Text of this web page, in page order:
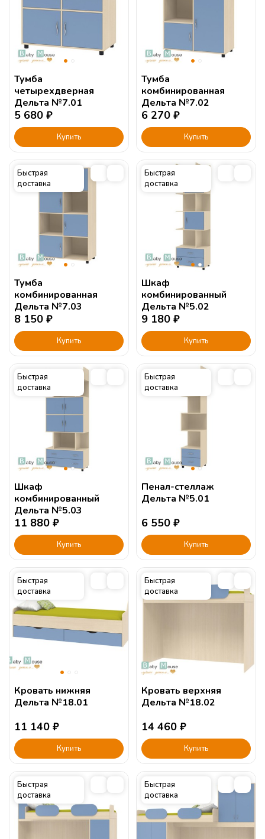
Тумба
четырехдверная
Дельта №7.01
5 680 ₽
Купить
Тумба
комбинированная
Дельта №7.02
6 270 ₽
Купить
Быстрая
доставка
Тумба
комбинированная
Дельта №7.03
8 150 ₽
Купить
Быстрая
доставка
Шкаф
комбинированный
Дельта №5.02
9 180 ₽
Купить
Быстрая
доставка
Шкаф
комбинированный
Дельта №5.03
11 880 ₽
Купить
Быстрая
доставка
Пенал-стеллаж
Дельта №5.01
6 550 ₽
Купить
Быстрая
доставка
Кровать нижняя
Дельта №18.01
11 140 ₽
Купить
Быстрая
доставка
Кровать верхняя
Дельта №18.02
14 460 ₽
Купить
Быстрая
доставка
Быстрая
доставка